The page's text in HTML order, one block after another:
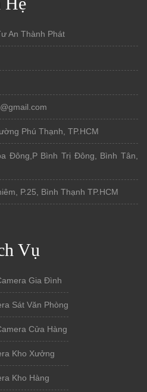
An Thành Phát
Phú Thạnh, TP.HCM
Đông,P Bình Trị Đông, Bình Tân,
P.25, Bình Thạnh TP.HCM
Vụ
Gia Đình
Sát Văn Phòng
Cửa Hàng
Kho Xưởng
Kho Hàng